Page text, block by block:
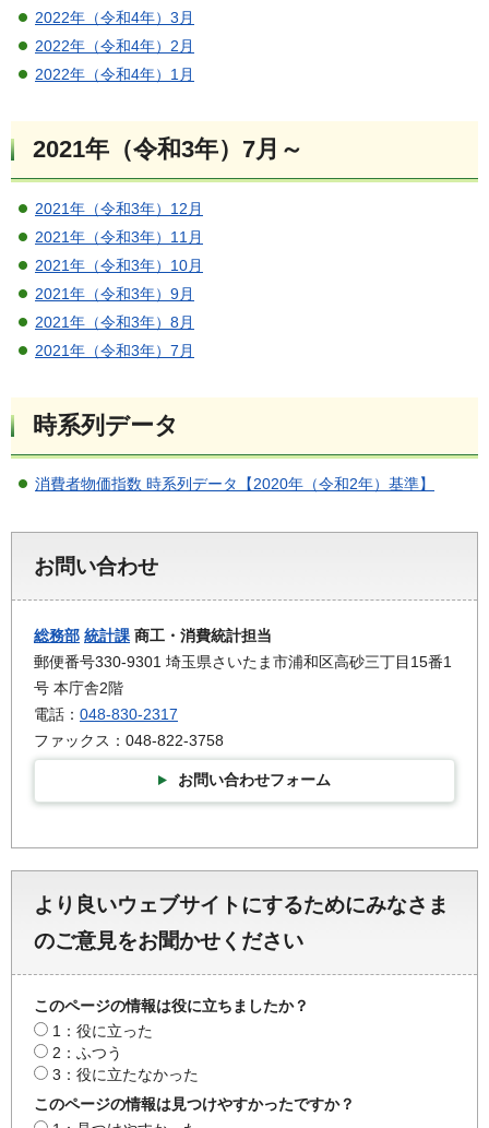
2022年（令和4年）3月
2022年（令和4年）2月
2022年（令和4年）1月
2021年（令和3年）7月～
2021年（令和3年）12月
2021年（令和3年）11月
2021年（令和3年）10月
2021年（令和3年）9月
2021年（令和3年）8月
2021年（令和3年）7月
時系列データ
消費者物価指数 時系列データ【2020年（令和2年）基準】
お問い合わせ
総務部 統計課 商工・消費統計担当
郵便番号330-9301 埼玉県さいたま市浦和区高砂三丁目15番1
号 本庁舎2階
電話： 048-830-2317
ファックス：048-822-3758
お問い合わせフォーム
より良いウェブサイトにするためにみなさま
のご意見をお聞かせください
このページの情報は役に立ちましたか？
1：役に立った
2：ふつう
3：役に立たなかった
このページの情報は見つけやすかったですか？